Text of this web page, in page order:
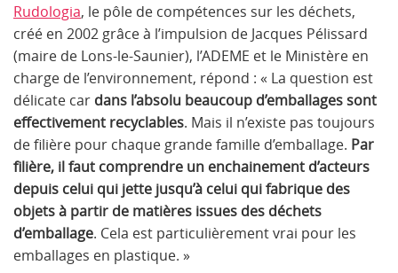
Rudologia, le pôle de compétences sur les déchets,
créé en 2002 grâce à l’impulsion de Jacques Pélissard
(maire de Lons-le-Saunier), l’ADEME et le Ministère en
charge de l’environnement, répond : « La question est
délicate car dans l’absolu beaucoup d’emballages sont
effectivement recyclables. Mais il n’existe pas toujours
de filière pour chaque grande famille d’emballage. Par
filière, il faut comprendre un enchainement d’acteurs
depuis celui qui jette jusqu’à celui qui fabrique des
objets à partir de matières issues des déchets
d’emballage. Cela est particulièrement vrai pour les
emballages en plastique. »